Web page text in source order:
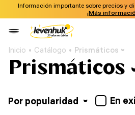
Información importante sobre precios y
¡Más
Inicio Catálogo Prismáticos
Prismáticos
Por popularidad En